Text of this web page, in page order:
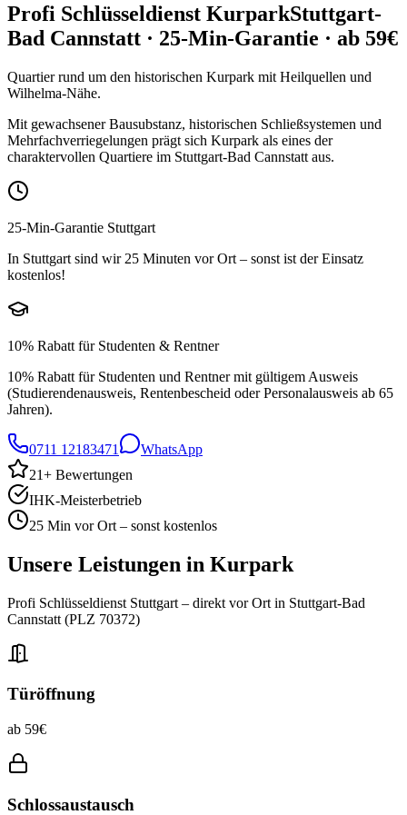
Profi Schlüsseldienst KurparkStuttgart-
Bad Cannstatt · 25-Min-Garantie · ab 59€
Quartier rund um den historischen Kurpark mit Heilquellen und
Wilhelma-Nähe.
Mit gewachsener Bausubstanz, historischen Schließsystemen und
Mehrfachverriegelungen prägt sich Kurpark als eines der
charaktervollen Quartiere im Stuttgart-Bad Cannstatt aus.
25-Min-Garantie Stuttgart
In Stuttgart sind wir 25 Minuten vor Ort – sonst ist der Einsatz
kostenlos!
10% Rabatt für Studenten & Rentner
10% Rabatt für Studenten und Rentner mit gültigem Ausweis
(Studierendenausweis, Rentenbescheid oder Personalausweis ab 65
Jahren).
0711 12183471
WhatsApp
21+ Bewertungen
IHK-Meisterbetrieb
25 Min vor Ort – sonst kostenlos
Unsere Leistungen in Kurpark
Profi Schlüsseldienst Stuttgart – direkt vor Ort in Stuttgart-Bad
Cannstatt (PLZ 70372)
Türöffnung
ab 59€
Schlossaustausch